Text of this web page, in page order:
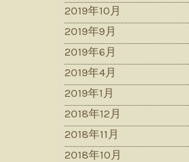
2019年10月
2019年9月
2019年6月
2019年4月
2019年1月
2018年12月
2018年11月
2018年10月